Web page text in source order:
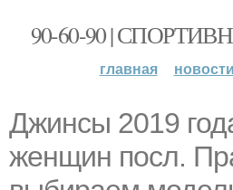
90-60-90 |
главная новости
Джинсы 2019
женщин посл.